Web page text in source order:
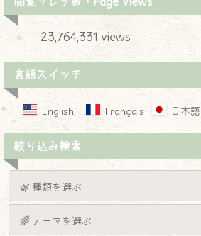
23,764,331 views
言語スイッチ
English Français 日本語
絞り込み検索